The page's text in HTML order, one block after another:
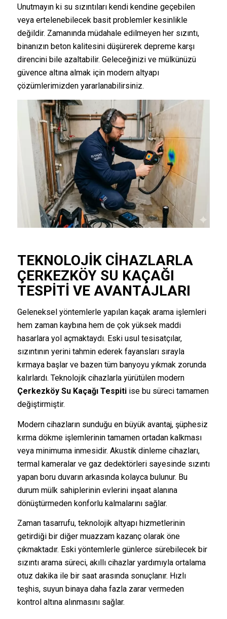
Unutmayın ki su sızıntıları kendi kendine geçebilen
veya ertelenebilecek basit problemler kesinlikle
değildir. Zamanında müdahale edilmeyen her sızıntı,
binanızın beton kalitesini düşürerek depreme karşı
direncini bile azaltabilir. Geleceğinizi ve mülkünüzü
güvence altına almak için modern altyapı
çözümlerimizden yararlanabilirsiniz.
TEKNOLOJIK CIHAZLARLA
ÇERKEZKÖY SU KAÇAĞI
TESPITI VE AVANTAJLARI
Geleneksel yöntemlerle yapılan kaçak arama işlemleri
hem zaman kaybına hem de çok yüksek maddi
hasarlara yol açmaktaydı. Eski usul tesisatçılar,
sızıntının yerini tahmin ederek fayansları sırayla
kırmaya başlar ve bazen tüm banyoyu yıkmak zorunda
kalırlardı. Teknolojik cihazlarla yürütülen modern
Çerkezköy Su Kaçağı Tespitiise bu süreci tamamen
değiştirmiştir.
Modern cihazların sunduğu en büyük avantaj, şüphesiz
kırma dökme işlemlerinin tamamen ortadan kalkması
veya minimuma inmesidir. Akustik dinleme cihazları,
termal kameralar ve gaz dedektörleri sayesinde sızıntı
yapan boru duvarın arkasında kolayca bulunur. Bu
durum mülk sahiplerinin evlerini inşaat alanına
dönüştürmeden konforlu kalmalarını sağlar.
Zaman tasarrufu, teknolojik altyapı hizmetlerinin
getirdiği bir diğer muazzam kazanç olarak öne
çıkmaktadır. Eski yöntemlerle günlerce sürebilecek bir
sızıntı arama süreci, akıllı cihazlar yardımıyla ortalama
otuz dakika ile bir saat arasında sonuçlanır. Hızlı
teşhis, suyun binaya daha fazla zarar vermeden
kontrol altına alınmasını sağlar.